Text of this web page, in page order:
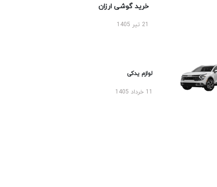
خرید گوشی ارزان
لوازم یدکی